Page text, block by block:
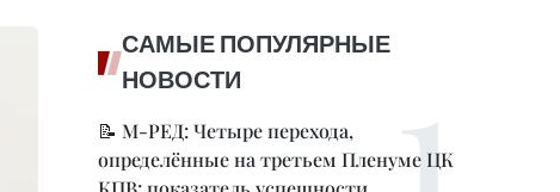
САМЫЕ ПОПУЛЯРНЫЕ
НОВОСТИ
📝 М-РЕД: Четыре перехода,
определённые на третьем Пленуме ЦК